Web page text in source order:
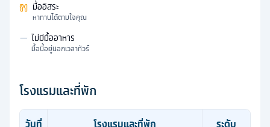
มื้ออิสระ
หาทานได้ตามใจคุณ
— ไม่มีมื้ออาหาร
มื้อนี้อยู่นอกเวลาทัวร์
โรงแรมและที่พัก